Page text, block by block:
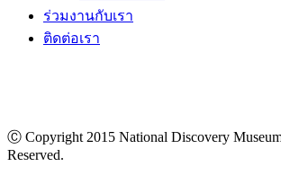
ร่วมงานกับเรา
ติดต่อเรา
Ⓒ Copyright 2015 National Discovery
Reserved.